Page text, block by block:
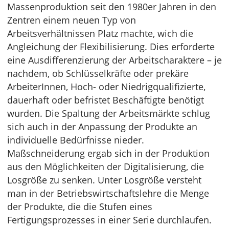
Massenproduktion seit den 1980er Jahren in den
Zentren einem neuen Typ von
Arbeitsverhältnissen Platz machte, wich die
Angleichung der Flexibilisierung. Dies erforderte
eine Ausdifferenzierung der Arbeitscharaktere – je
nachdem, ob Schlüsselkräfte oder prekäre
ArbeiterInnen, Hoch- oder Niedrigqualifizierte,
dauerhaft oder befristet Beschäftigte benötigt
wurden. Die Spaltung der Arbeitsmärkte schlug
sich auch in der Anpassung der Produkte an
individuelle Bedürfnisse nieder.
Maßschneiderung ergab sich in der Produktion
aus den Möglichkeiten der Digitalisierung, die
Losgröße zu senken. Unter Losgröße versteht
man in der Betriebswirtschaftslehre die Menge
der Produkte, die die Stufen eines
Fertigungsprozesses in einer Serie durchlaufen.